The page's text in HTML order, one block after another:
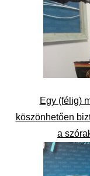
Egy (félig)
köszönhetően
a